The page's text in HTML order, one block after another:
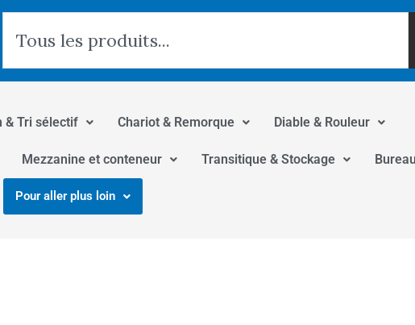
& Tri sélectif Chariot & Remorque Diable & Rouleur
Mezzanine et conteneur Transitique & Stockage
Pour aller plus loin